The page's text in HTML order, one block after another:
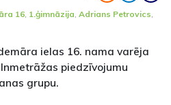
16 1.ģimnāzija Adrians Petrovics
ielas 16. nama varēja
piedzīvojumu
grupu.